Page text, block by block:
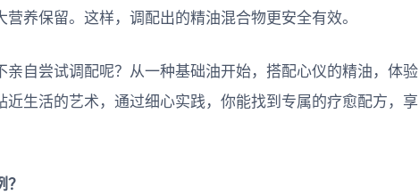
养保留。这样，调配出的精油混合物更安全有效。
自尝试调配呢？从一种基础油开始，搭配心仪的精油，体验
生活的艺术，通过细心实践，你能找到专属的疗愈配方，享